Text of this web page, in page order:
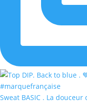
Sweat BASIC . La douceur